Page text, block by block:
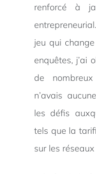
renforcé à
jeu qui
enquêtes, j’ai
de
n’avais
les défis
tels que la
sur les